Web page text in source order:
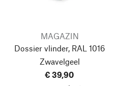
MAGAZIN
Dossier vlinder, RAL 1016
Zwavelgeel
€ 39,90